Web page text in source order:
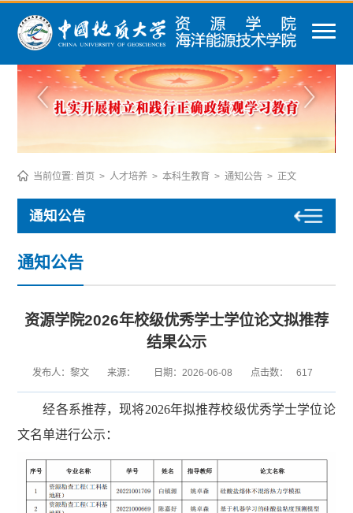
当前位置:首页 > 人才培养 > 本科生教育 > 通知公告 > 正文
通知公告
通知公告
资源学院2026年校级优秀学士学位论文拟推荐
结果公示
发布人：黎文 来源： 日期：2026-06-08 点击数： 617
经各系推荐，现将2026年拟推荐校级优秀学士学位论
文名单进行公示：